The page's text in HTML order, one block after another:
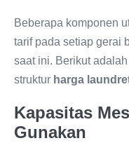
Beberapa komponen
tarif pada setiap gerai
saat ini. Berikut
struktur harga
Kapasitas
Gunakan